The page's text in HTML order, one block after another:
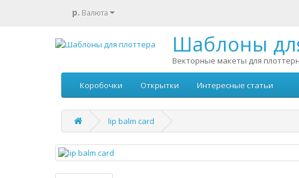
р. Валюта
Шаблоны
Векторные макеты для
Коробочки Открытки Интересные статьи
lip balm card